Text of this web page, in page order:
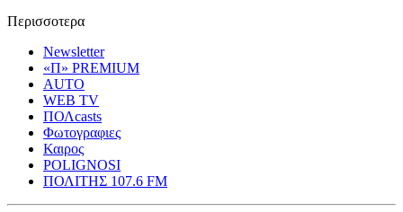
Περισσοτερα
Newsletter
«Π» PREMIUM
AUTO
WEB TV
ΠΟΛcasts
Φωτογραφιες
Καιρος
POLIGNOSI
ΠΟΛΙΤΗΣ 107.6 FM